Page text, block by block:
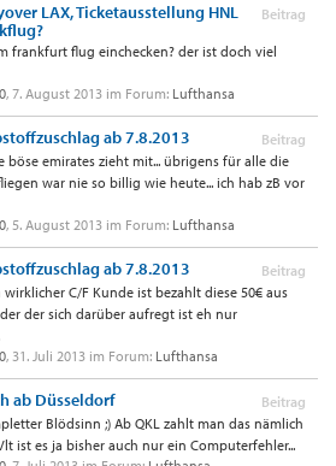
Beitrag
LAX, Ticketausstellung HNL
frankfurt flug einchecken? der ist doch viel
, 7. August 2013 im Forum: Lufthansa
Beitrag
ab 7.8.2013
böse emirates zieht mit... übrigens für alle die
war nie so billig wie heute... ich hab zB vor
, 5. August 2013 im Forum: Lufthansa
Beitrag
ab 7.8.2013
wirklicher C/F Kunde ist bezahlt diese 50€ aus
der sich darüber aufregt ist eh nur
, 31. Juli 2013 im Forum: Lufthansa
Beitrag
ab Düsseldorf
Blödsinn ;) Ab QKL zahlt man das nämlich
ist es ja bisher auch nur ein Computerfehler...